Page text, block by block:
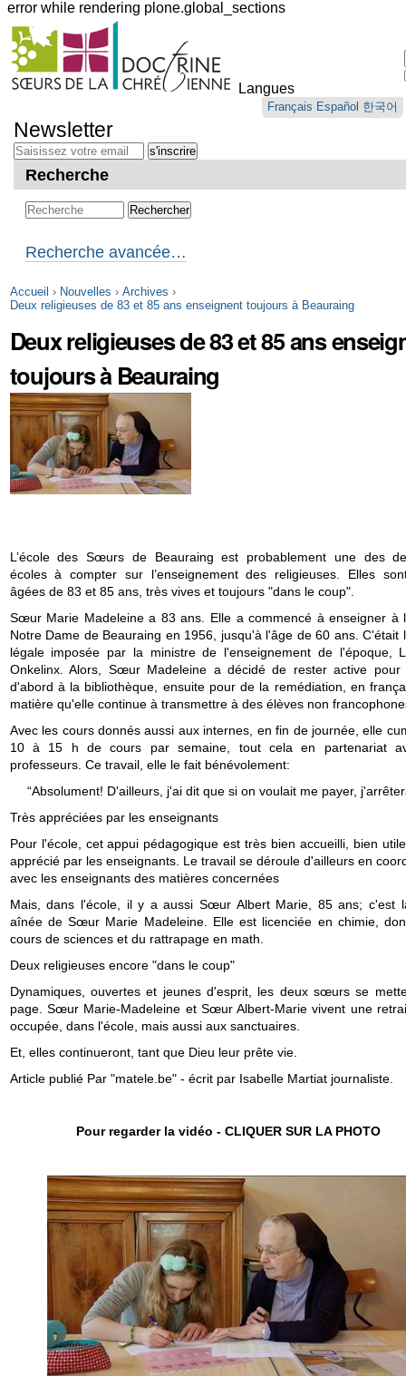
error while rendering plone.global_sections
Outils
personnels
Langues
Français Español 한국어
au
contenu.
Aller
navigation
Newsletter
Recherche
Recherche avancée…
Accueil › Nouvelles › Archives ›
Deux religieuses de 83 et 85 ans enseignent toujours à Beauraing
Deux religieuses de 83 et 85 ans
toujours à Beauraing
L’école des Sœurs de Beauraing est probablement une des
écoles à compter sur l’enseignement des religieuses. Elles
âgées de 83 et 85 ans, très vives et toujours "dans le coup".
Sœur Marie Madeleine a 83 ans. Elle a commencé à enseigner à
Notre Dame de Beauraing en 1956, jusqu'à l'âge de 60 ans. C'était
légale imposée par la ministre de l'enseignement de l'époque,
Onkelinx. Alors, Sœur Madeleine a décidé de rester active pour
d'abord à la bibliothèque, ensuite pour de la remédiation, en
matière qu'elle continue à transmettre à des élèves non
Avec les cours donnés aussi aux internes, en fin de journée, elle
10 à 15 h de cours par semaine, tout cela en partenariat
professeurs. Ce travail, elle le fait bénévolement:
“Absolument! D'ailleurs, j'ai dit que si on voulait me payer,
Très appréciées par les enseignants
Pour l'école, cet appui pédagogique est très bien accueilli, bien
apprécié par les enseignants. Le travail se déroule d'ailleurs en
avec les enseignants des matières concernées
Mais, dans l'école, il y a aussi Sœur Albert Marie, 85 ans; c'est
aînée de Sœur Marie Madeleine. Elle est licenciée en chimie,
cours de sciences et du rattrapage en math.
Deux religieuses encore "dans le coup"
Dynamiques, ouvertes et jeunes d'esprit, les deux sœurs se
page. Sœur Marie-Madeleine et Sœur Albert-Marie vivent une
occupée, dans l'école, mais aussi aux sanctuaires.
Et, elles continueront, tant que Dieu leur prête vie.
Article publié Par "matele.be" - écrit par Isabelle Martiat journaliste.
Pour regarder la vidéo - CLIQUER SUR LA PHOTO